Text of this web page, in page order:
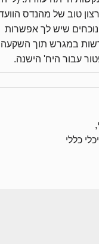
טוב של מהנדס
שיש לך אפשרות
במגרש תוך השקעה
עבור היח' הישנה.
כללי